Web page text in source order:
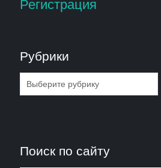
Регистрация
Рубрики
Рубрики
Поиск по сайту